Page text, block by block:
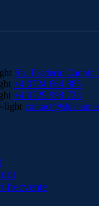
Str. Frederic Chopin
+4 0724 664 885
+4 0729 998 728
frecvente